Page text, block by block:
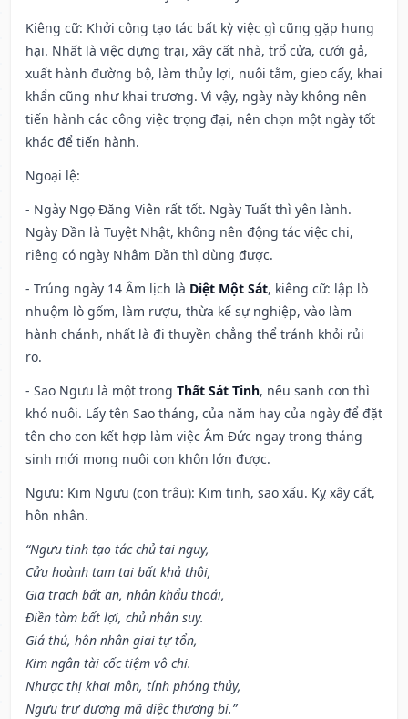
Kiêng cữ: Khởi công tạo tác bất kỳ việc gì cũng gặp hung
hại. Nhất là việc dựng trại, xây cất nhà, trổ cửa, cưới gả,
xuất hành đường bộ, làm thủy lợi, nuôi tằm, gieo cấy, khai
khẩn cũng như khai trương. Vì vậy, ngày này không nên
tiến hành các công việc trọng đại, nên chọn một ngày tốt
khác để tiến hành.
Ngoại lệ:
- Ngày Ngọ Đăng Viên rất tốt. Ngày Tuất thì yên lành.
Ngày Dần là Tuyệt Nhật, không nên động tác việc chi,
riêng có ngày Nhâm Dần thì dùng được.
- Trúng ngày 14 Âm lịch là Diệt Một Sát, kiêng cữ: lập lò
nhuộm lò gốm, làm rượu, thừa kế sự nghiệp, vào làm
hành chánh, nhất là đi thuyền chẳng thể tránh khỏi rủi
ro.
- Sao Ngưu là một trong Thất Sát Tinh, nếu sanh con thì
khó nuôi. Lấy tên Sao tháng, của năm hay của ngày để đặt
tên cho con kết hợp làm việc Âm Đức ngay trong tháng
sinh mới mong nuôi con khôn lớn được.
Ngưu: Kim Ngưu (con trâu): Kim tinh, sao xấu. Kỵ xây cất,
hôn nhân.
“Ngưu tinh tạo tác chủ tai nguy,
Cửu hoành tam tai bất khả thôi,
Gia trạch bất an, nhân khẩu thoái,
Điền tàm bất lợi, chủ nhân suy.
Giá thú, hôn nhân giai tự tổn,
Kim ngân tài cốc tiệm vô chi.
Nhược thị khai môn, tính phóng thủy,
Ngưu trư dương mã diệc thương bi.”